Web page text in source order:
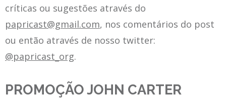
críticas ou sugestões através do
papricast@gmail.com, nos comentários do post
ou então através de nosso twitter:
@papricast_org.
PROMOÇÃO JOHN CARTER